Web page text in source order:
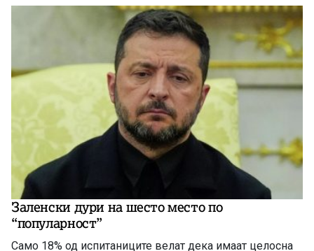
Заленски дури на шесто место по
“популарност”
Само 18% од испитаниците велат дека имаат целосна